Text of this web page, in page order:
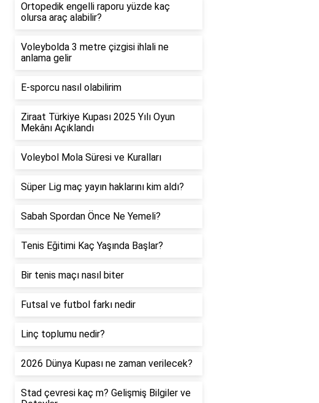
Ortopedik engelli raporu yüzde kaç
olursa araç alabilir?
Voleybolda 3 metre çizgisi ihlali ne
anlama gelir
E-sporcu nasıl olabilirim
Ziraat Türkiye Kupası 2025 Yılı Oyun
Mekânı Açıklandı
Voleybol Mola Süresi ve Kuralları
Süper Lig maç yayın haklarını kim aldı?
Sabah Spordan Önce Ne Yemeli?
Tenis Eğitimi Kaç Yaşında Başlar?
Bir tenis maçı nasıl biter
Futsal ve futbol farkı nedir
Linç toplumu nedir?
2026 Dünya Kupası ne zaman verilecek?
Stad çevresi kaç m? Gelişmiş Bilgiler ve